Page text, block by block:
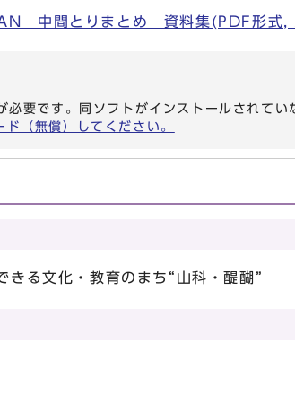
中間とりまとめ 資料集(PDF形
要です。同ソフトがインストールされてい
（無償）してください。
きる文化・教育のまち“山科・醍醐”